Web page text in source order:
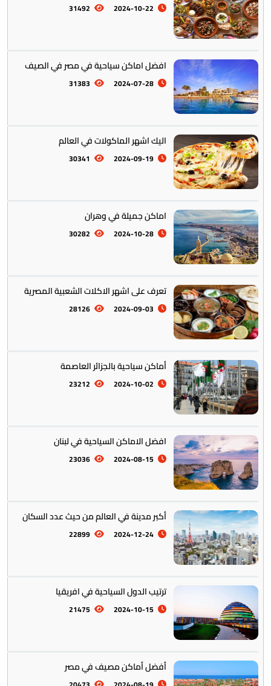
أستراليا || أوقيانوسيا
التراث والتقاليد
المأكولات العالمية
تخطيط الرحلات والتنقل
2024-10-22
31492
افضل اماكن سياحية في مصر في الصيف
2024-07-28
31383
اليك اشهر الماكولات في العالم
2024-09-19
30341
اماكن جميلة في وهران
2024-10-28
30282
تعرف على اشهر الاكلات الشعبية المصرية
2024-09-03
28126
أماكن سياحية بالجزائر العاصمة
2024-10-02
23212
افضل الاماكن السياحية في لبنان
2024-08-15
23036
أكبر مدينة في العالم من حيث عدد السكان
2024-12-24
22899
ترتيب الدول السياحية في افريقيا
2024-10-15
21475
أفضل أماكن مصيف في مصر